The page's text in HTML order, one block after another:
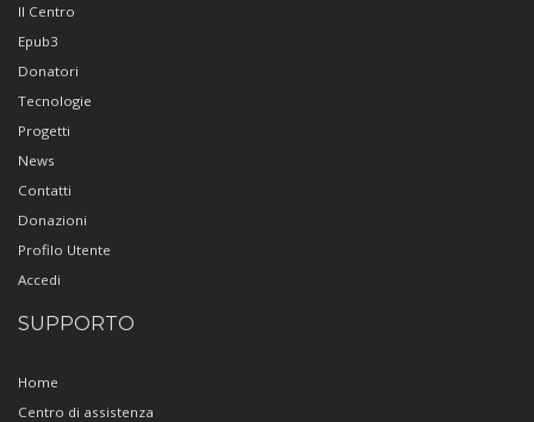
Il Centro
Epub3
Donatori
Tecnologie
Progetti
News
Contatti
Donazioni
Profilo Utente
Accedi
SUPPORTO
Home
Centro di assistenza